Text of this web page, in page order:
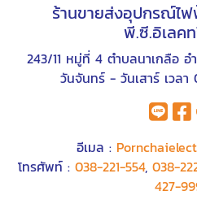
ร้านขายส่งอุปกรณ์ไ
พี.ซี.อิเลค
243/11 หมู่ที่ 4 ตำบลนาเกลือ อ
วันจันทร์ - วันเสาร์ เวล
อีเมล :
โทรศัพท์ : 038-221-554, 038-
427-